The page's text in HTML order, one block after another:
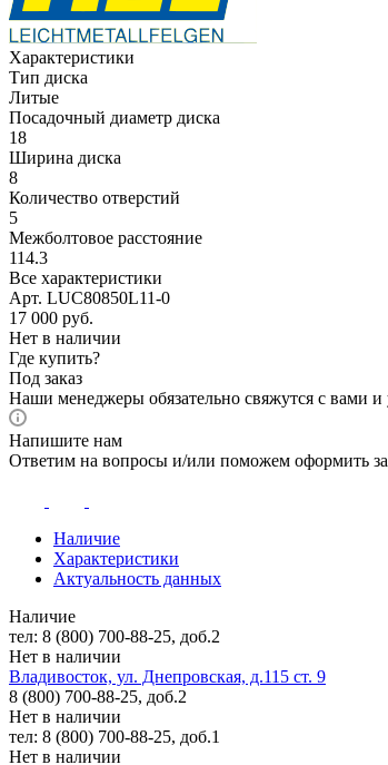
Характеристики
Тип диска
Литые
Посадочный диаметр диска
18
Ширина диска
8
Количество отверстий
5
Межболтовое расстояние
114.3
Все характеристики
Арт. LUC80850L11-0
17 000 руб.
Нет в наличии
Где купить?
Под заказ
Наши менеджеры обязательно свяжутся с вами и
Напишите нам
Ответим на вопросы и/или поможем оформить
Наличие
Характеристики
Актуальность данных
Наличие
тел: 8 (800) 700-88-25, доб.2
Нет в наличии
Владивосток, ул. Днепровская, д.115 ст. 9
8 (800) 700-88-25, доб.2
Нет в наличии
тел: 8 (800) 700-88-25, доб.1
Нет в наличии